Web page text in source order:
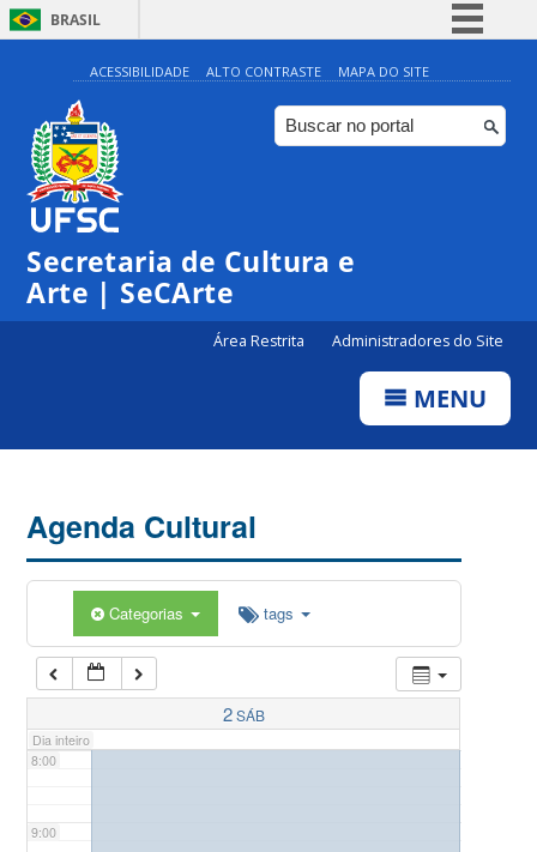
BRASIL
Simplifique!
Comunica BR
Participe
ACESSIBILIDADE ALTO CONTRASTE MAPA DO SITE
Secretaria de Cultura e
Arte | SeCArte
Área Restrita Administradores do Site
MENU
Agenda Cultural
Categorias tags
2SÁB
Dia inteiro
0:00
1:00
5:00
7:00
8:00
9:00
◤Inscrições | Projeto 12:30